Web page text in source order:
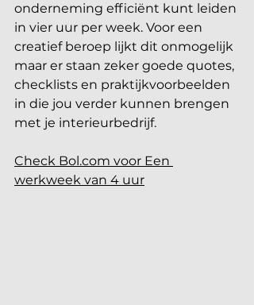
onderneming efficiënt kunt leiden
in vier uur per week. Voor een
creatief beroep lijkt dit onmogelijk
maar er staan zeker goede quotes,
checklists en praktijkvoorbeelden
in die jou verder kunnen brengen
met je interieurbedrijf.
Check Bol.com voor Een
werkweek van 4 uur